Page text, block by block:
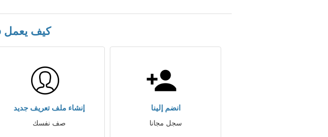
كيف يعمل RusDatingGo
انضم إلينا
سجل مجانا
إنشاء ملف تعريف جديد
صف نفسك